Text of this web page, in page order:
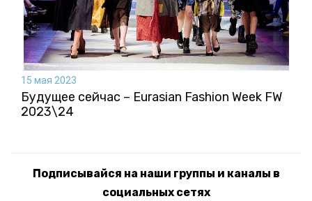
15 мая 2023
Будущее сейчас – Eurasian Fashion Week FW
2023\24
Подписывайся на наши группы и каналы в
социальных сетях